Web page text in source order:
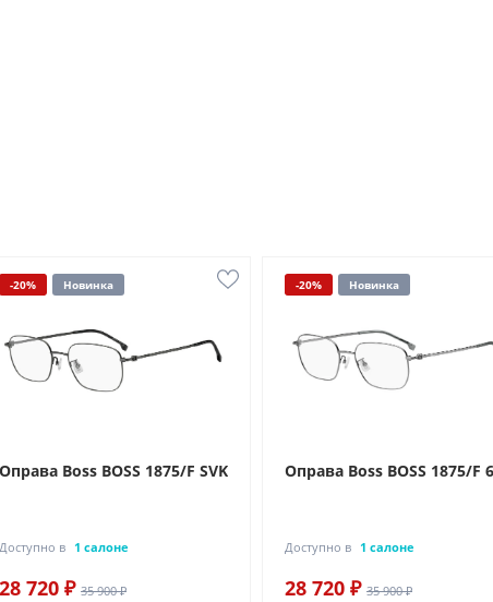
-20% Новинка
Оправа Boss BOSS 1875/F SVK
Доступно в 1 салоне
28 720 ₽ 35 900 ₽
-20% Новинка
Оправа Boss BOSS 1875/F
Доступно в 1 салоне
28 720 ₽ 35 900 ₽